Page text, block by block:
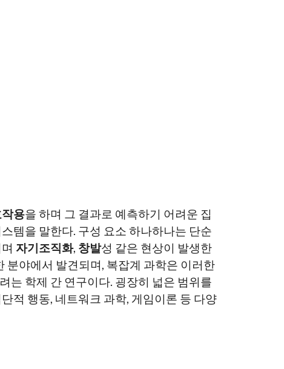
용을 하며 그 결과로 예측하기 어려운 집
템을 말한다. 구성 요소 하나하나는 단순
자기조직화, 창발성 같은 현상이 발생한
분야에서 발견되며, 복잡계 과학은 이러한
는 학제 간 연구이다. 굉장히 넓은 범위를
적 행동, 네트워크 과학, 게임이론 등 다양